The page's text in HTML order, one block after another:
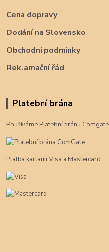
Cena dopravy
Dodání na Slovensko
Obchodní podmínky
Reklamační řád
Platební brána
Používáme Platební bránu Comgate
Platba kartami Visa a Mastercard